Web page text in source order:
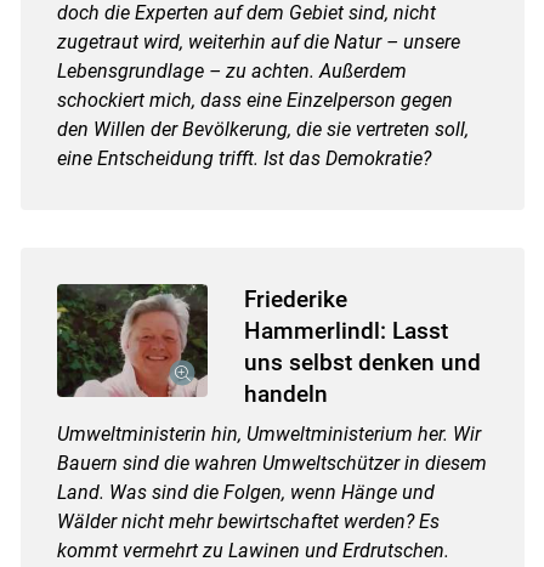
doch die Experten auf dem Gebiet sind, nicht
zugetraut wird, weiterhin auf die Natur – unsere
Lebensgrundlage – zu achten. Außerdem
schockiert mich, dass eine Einzelperson gegen
den Willen der Bevölkerung, die sie vertreten soll,
eine Entscheidung trifft. Ist das Demokratie?
Friederike
Hammerlindl: Lasst
uns selbst denken und
handeln
Umweltministerin hin, Umweltministerium her. Wir
Bauern sind die wahren Umweltschützer in diesem
Land. Was sind die Folgen, wenn Hänge und
Wälder nicht mehr bewirtschaftet werden? Es
kommt vermehrt zu Lawinen und Erdrutschen.